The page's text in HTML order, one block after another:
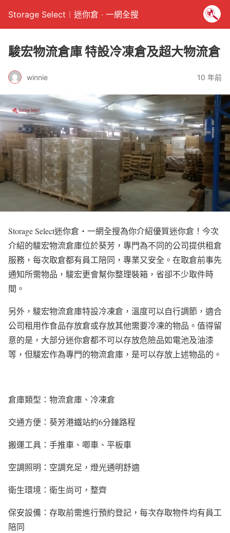
Storage Select︱迷你倉 ‧ 一網全搜
駿宏物流倉庫 特設冷凍倉及超大物流倉
winnie 10 年前
Storage Select迷你倉‧一網全搜為你介紹優質迷你倉！今次
介紹的駿宏物流倉庫位於葵芳，專門為不同的公司提供租倉
服務，每次取倉都有員工陪同，專業又安全。在取倉前事先
通知所需物品，駿宏更會幫你整理裝箱，省卻不少取件時
間。
另外，駿宏物流倉庫特設冷凍倉，溫度可以自行調節，適合
公司租用作食品存放倉或存放其他需要冷凍的物品。值得留
意的是，大部分迷你倉都不可以存放危險品如電池及油漆
等，但駿宏作為專門的物流倉庫，是可以存放上述物品的。
倉庫類型：物流倉庫、冷凍倉
交通方便：葵芳港鐵站約6分鐘路程
搬運工具：手推車、唧車、平板車
空調照明：空調充足，燈光通明舒適
衛生環境：衛生尚可，整齊
保安設備：存取前需進行預約登記，每次存取物件均有員工
陪同